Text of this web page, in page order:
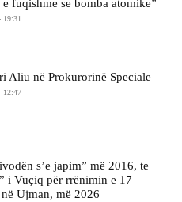
e fuqishme se bomba atomike”
19:31
​Aliu në Prokurorinë Speciale
12:47
s’e japim” më 2016, te
i Vuçiq për rrënimin e 17
Ujman, më 2026